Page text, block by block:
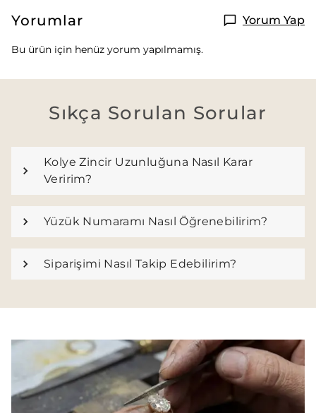
Yorumlar Yorum Yap
Bu ürün için henüz yorum yapılmamış.
Sıkça Sorulan Sorular
Kolye Zincir Uzunluğuna Nasıl Karar
Veririm?
Yüzük Numaramı Nasıl Öğrenebilirim?
Siparişimi Nasıl Takip Edebilirim?